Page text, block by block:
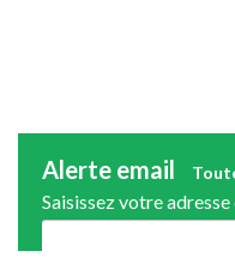
Alerte email
Saisissez votre